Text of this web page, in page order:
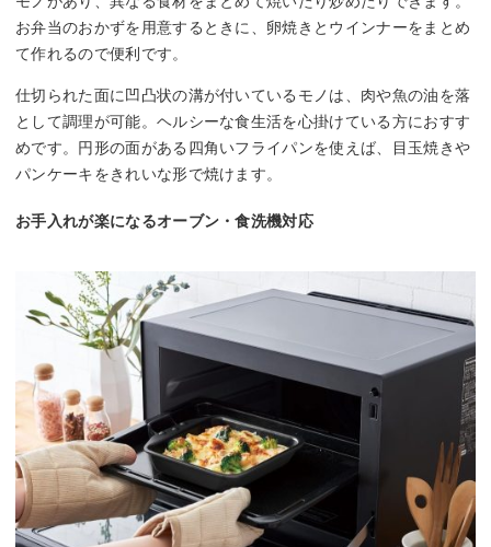
お弁当のおかずを用意するときに、卵焼きとウインナーをまとめ
て作れるので便利です。
仕切られた面に凹凸状の溝が付いているモノは、肉や魚の油を落
として調理が可能。ヘルシーな食生活を心掛けている方におすす
めです。円形の面がある四角いフライパンを使えば、目玉焼きや
パンケーキをきれいな形で焼けます。
お手入れが楽になるオーブン・食洗機対応